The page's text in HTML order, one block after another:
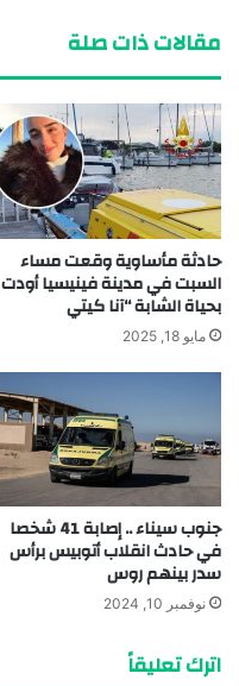
مقالات ذات صلة
حادثة مأساوية وقعت مساء
السبت في مدينة فينيسيا أودت
بحياة الشابة “آنا كيتي
مايو 18, 2025
جنوب سيناء .. إصابة 41 شخصا
في حادث انقلاب أتوبيس برأس
سدر بينهم روس
نوفمبر 10, 2024
اترك تعليقاً